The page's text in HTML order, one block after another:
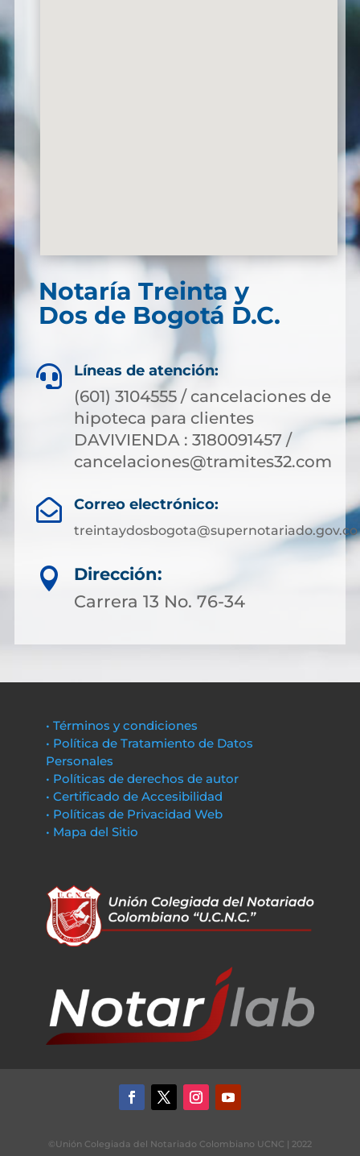
Notaría Treinta y
Dos de Bogotá D.C.
 Líneas de atención:
(601) 3104555 / cancelaciones de
hipoteca para clientes
DAVIVIENDA : 3180091457 /
cancelaciones@tramites32.com
 Correo electrónico:
treintaydosbogota@supernotariado.gov.co

Dirección:
Carrera 13 No. 76-34
• Términos y condiciones
• Política de Tratamiento de Datos
Personales
• Políticas de derechos de autor
• Certificado de Accesibilidad
• Políticas de Privacidad Web
• Mapa del Sitio
©Unión Colegiada del Notariado Colombiano UCNC | 2022